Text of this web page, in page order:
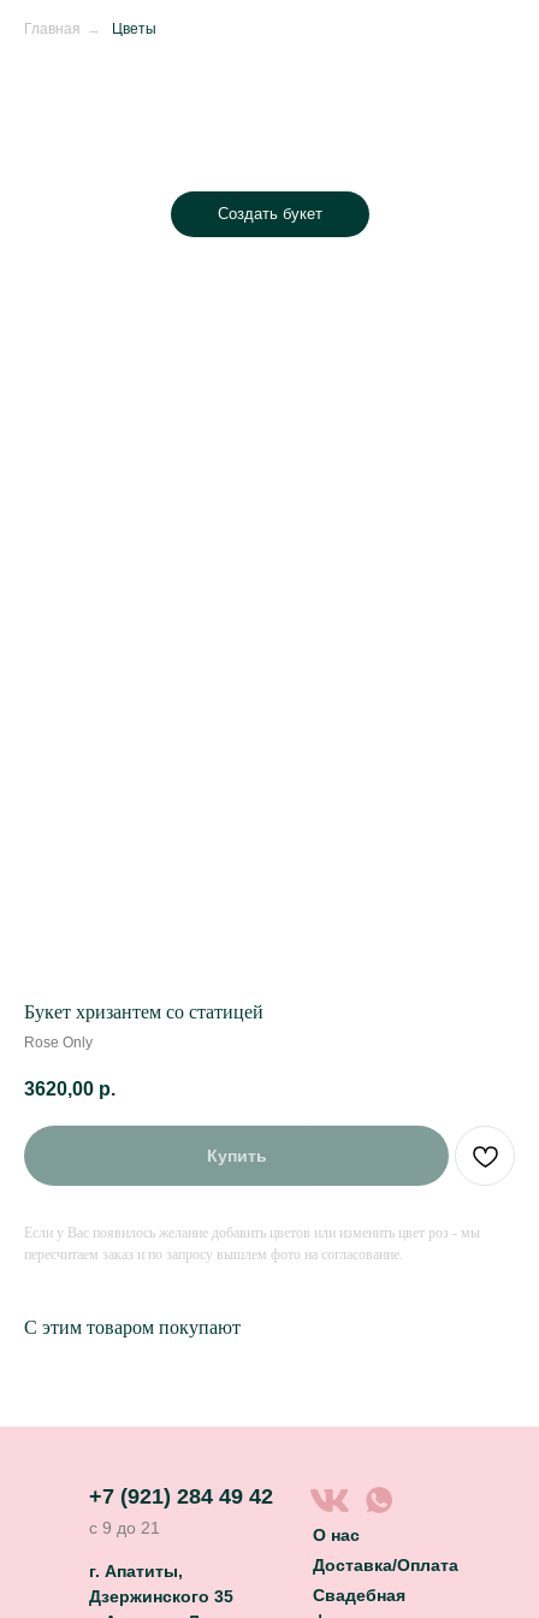
Главная → Цветы
Создать букет
Букет хризантем со статицей
Rose Only
3620,00 р.
Купить
Если у Вас появилось желание добавить цветов или изменить цвет роз - мы
пересчитаем заказ и по запросу вышлем фото на согласование.
С этим товаром покупают
+7 (921) 284 49 42
с 9 до 21
г. Апатиты,
Дзержинского 35
О нас
Доставка/Оплата
Свадебная